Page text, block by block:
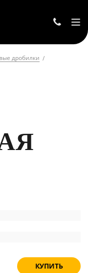
дробилки
КУПИТЬ